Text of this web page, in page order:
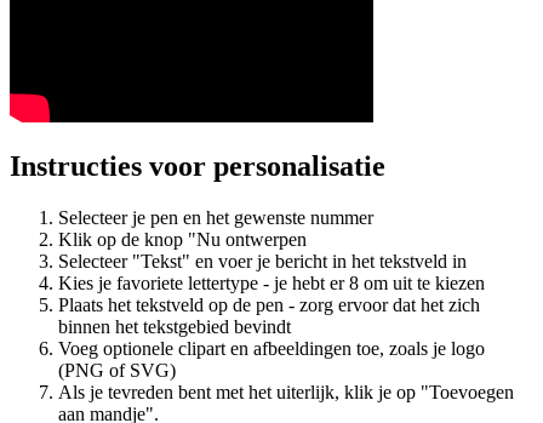
Instructies voor personalisatie
Selecteer je pen en het gewenste nummer
Klik op de knop "Nu ontwerpen
Selecteer "Tekst" en voer je bericht in het tekstveld in
Kies je favoriete lettertype - je hebt er 8 om uit te kiezen
Plaats het tekstveld op de pen - zorg ervoor dat het zich
binnen het tekstgebied bevindt
Voeg optionele clipart en afbeeldingen toe, zoals je logo
(PNG of SVG)
Als je tevreden bent met het uiterlijk, klik je op "Toevoegen
aan mandje".